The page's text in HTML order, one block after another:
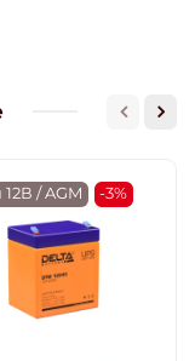
/ AGM -3%